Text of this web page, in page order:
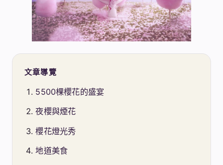
文章導覽
5500棵櫻花的盛宴
夜櫻與煙花
櫻花燈光秀
地道美食